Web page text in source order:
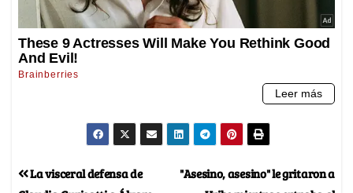
"Asesino, asesino" le gritaron a
La visceral defensa de